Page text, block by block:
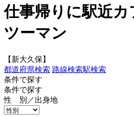
仕事帰りに駅近カ
ツーマン
【新大久保】
都道府県検索 路線検索駅検索
条件で探す
条件で探す
性 別／出身地